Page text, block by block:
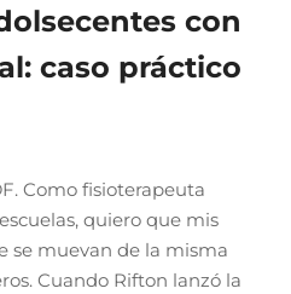
con
caso práctico
Como fisioterapeuta
quiero que mis
se muevan de la misma
Cuando Rifton lanzó la